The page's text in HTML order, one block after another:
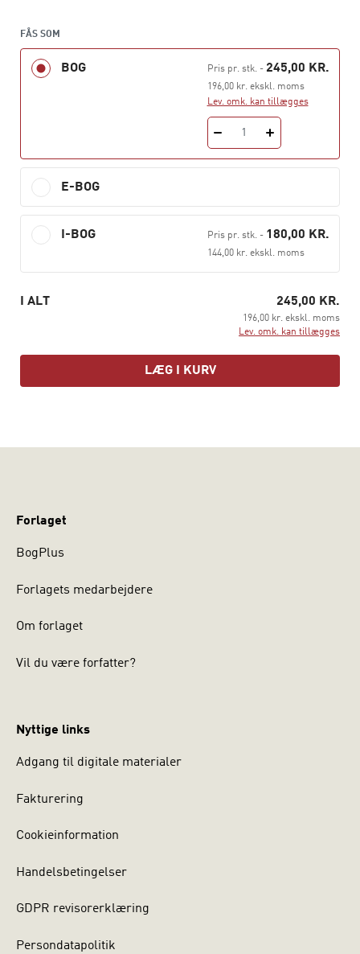
gennemgang af praksis og de relevante regler og
bekendtgørelser for:
Penge- og realkreditinstitutter
Forsikring og pension
Revision
Ejendomshandel
Ejendomsadministration
uddannelse.
FÅS SOM
BOG Pris pr. stk.- 245,00 KR.
196,00 kr. ekskl. moms
Lev. omk. kan tillægges
1
E-BOG
I-BOG Pris pr. stk.- 180,00 KR.
144,00 kr. ekskl. moms
I ALT 245,00 KR.
196,00 kr. ekskl. moms
Lev. omk. kan tillægges
LÆG I KURV
Forlaget
BogPlus
Forlagets medarbejdere
Om forlaget
Vil du være forfatter?
Nyttige links
Adgang til digitale materialer
Fakturering
Cookieinformation
Handelsbetingelser
GDPR revisorerklæring
Persondatapolitik